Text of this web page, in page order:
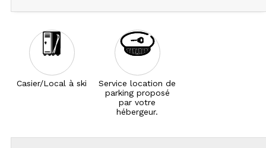
Casier/Local à ski
Service location de
parking proposé
par votre
hébergeur.